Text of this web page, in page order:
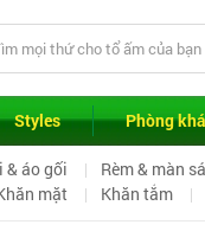
Styles Phòng
& áo gối Rèm & màn
mặt Khăn tắm